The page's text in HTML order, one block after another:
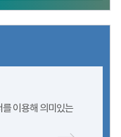
이용해 의미있는